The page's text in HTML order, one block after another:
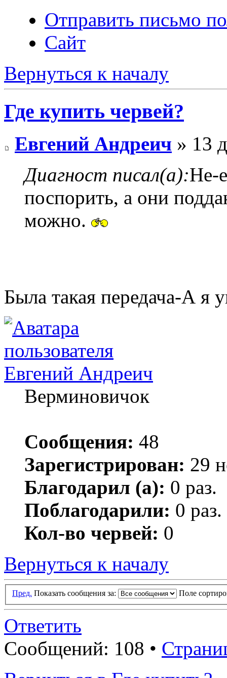
Отправить письмо
Сайт
Вернуться к началу
Где купить червей?
Евгений Андреич » 13
Диагност писал(а):Не-
поспорить, а они
можно.
Была такая передача-А я
Евгений Андреич
Верминовичок
Сообщения: 48
Зарегистрирован: 29
Благодарил (а): 0 раз.
Поблагодарили: 0 раз.
Кол-во червей: 0
Вернуться к началу
Пред. Показать сообщения за: Поле
Ответить
Сообщений: 108 •